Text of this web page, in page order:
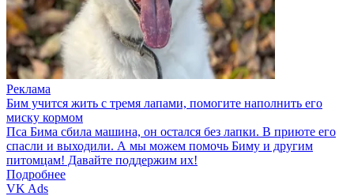
Реклама
Бим учится жить с тремя лапами, помогите наполнить его
миску кормом
Пса Бима сбила машина, он остался без лапки. В приюте его
спасли и выходили. А мы можем помочь Биму и другим
питомцам! Давайте поддержим их!
Подробнее
VK Ads